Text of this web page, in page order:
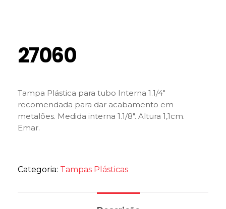
27060
Tampa Plástica para tubo Interna 1.1/4″
recomendada para dar acabamento em
metalões. Medida interna 1.1/8″. Altura 1,1cm.
Emar.
Categoria: Tampas Plásticas